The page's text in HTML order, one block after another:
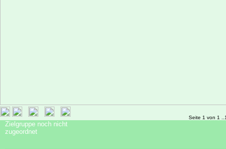
Seite 1 von 1
Zielgruppe noch nicht
zugeordnet